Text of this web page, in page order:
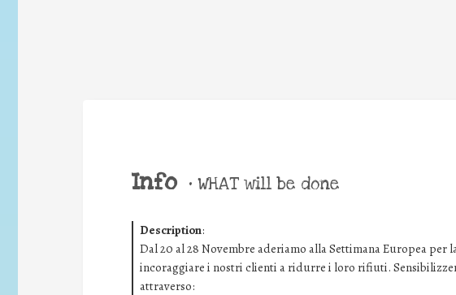
Info • WHAT will be done
Description:
Dal 20 al 28 Novembre aderiamo alla Settimana Europea
incoraggiare i nostri clienti a ridurre i loro rifiuti.
attraverso: